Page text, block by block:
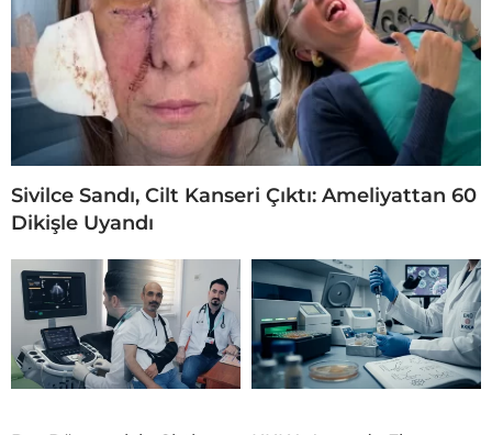
Sivilce Sandı, Cilt Kanseri Çıktı: Ameliyattan 60
Dikişle Uyandı